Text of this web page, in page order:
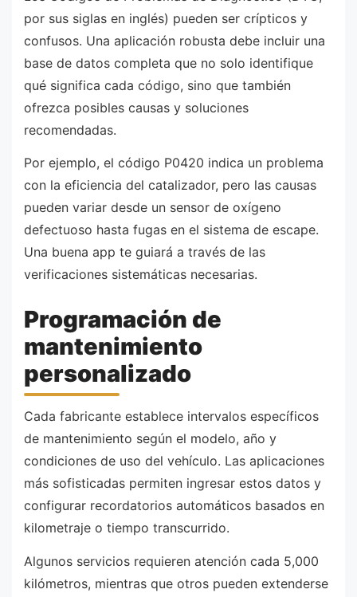
por sus siglas en inglés) pueden ser crípticos y
confusos. Una aplicación robusta debe incluir una
base de datos completa que no solo identifique
qué significa cada código, sino que también
ofrezca posibles causas y soluciones
recomendadas.
Por ejemplo, el código P0420 indica un problema
con la eficiencia del catalizador, pero las causas
pueden variar desde un sensor de oxígeno
defectuoso hasta fugas en el sistema de escape.
Una buena app te guiará a través de las
verificaciones sistemáticas necesarias.
Programación de
mantenimiento
personalizado
Cada fabricante establece intervalos específicos
de mantenimiento según el modelo, año y
condiciones de uso del vehículo. Las aplicaciones
más sofisticadas permiten ingresar estos datos y
configurar recordatorios automáticos basados en
kilometraje o tiempo transcurrido.
Algunos servicios requieren atención cada 5,000
kilómetros, mientras que otros pueden extenderse